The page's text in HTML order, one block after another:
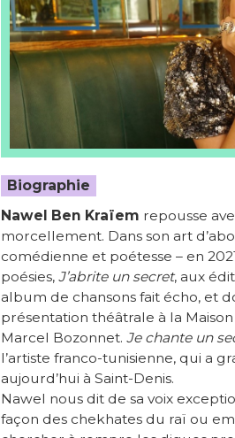
Biographie
Nawel Ben Kraïem repousse
morcellement. Dans son art
comédienne et poétesse – en
poésies, J’abrite un secret, aux
album de chansons fait écho, et
présentation théâtrale à la
Marcel Bozonnet. Je chante un
l’artiste franco-tunisienne, qui a
aujourd’hui à Saint-Denis.
Nawel nous dit de sa voix
façon des chekhates du raï ou